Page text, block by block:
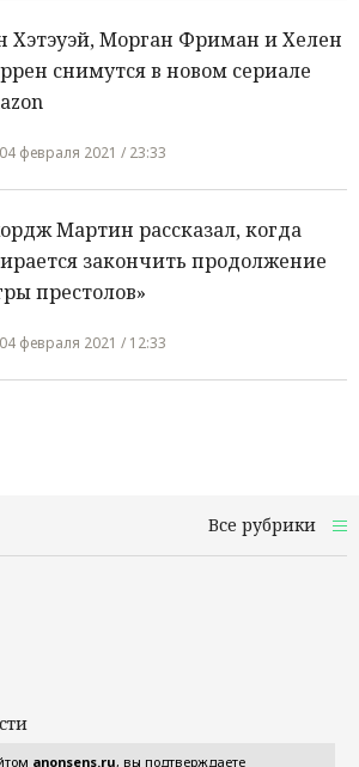
Хэтэуэй, Морган Фриман и Хелен
снимутся в новом сериале
04 февраля 2021 / 23:33
Мартин рассказал, когда
закончить продолжение
престолов»
04 февраля 2021 / 12:33
Все рубрики
anonsens.ru, вы подтверждаете